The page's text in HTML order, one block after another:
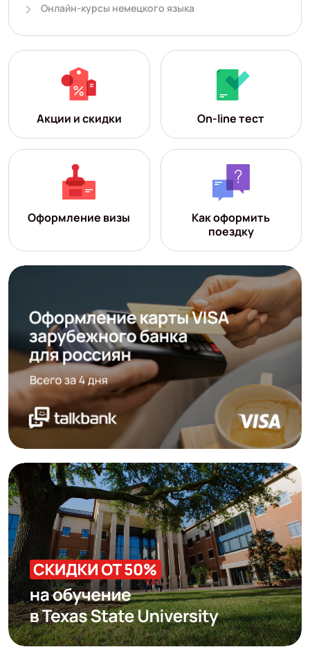
Онлайн-курсы немецкого языка
Акции и скидки On-line тест
Оформление визы
Как оформить
поездку